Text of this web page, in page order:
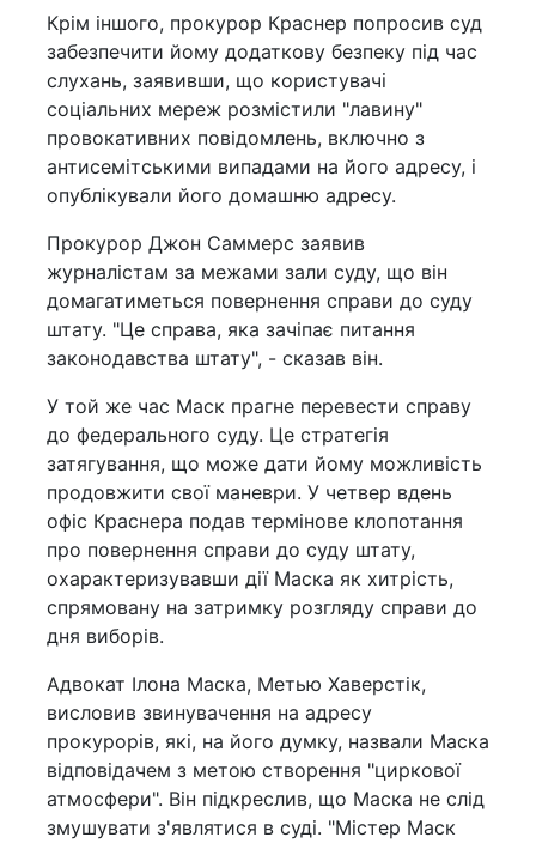
Крім іншого, прокурор Краснер попросив суд
забезпечити йому додаткову безпеку під час
слухань, заявивши, що користувачі
соціальних мереж розмістили "лавину"
провокативних повідомлень, включно з
антисемітськими випадами на його адресу, і
опублікували його домашню адресу.
Прокурор Джон Саммерс заявив
журналістам за межами зали суду, що він
домагатиметься повернення справи до суду
штату. "Це справа, яка зачіпає питання
законодавства штату", - сказав він.
У той же час Маск прагне перевести справу
до федерального суду. Це стратегія
затягування, що може дати йому можливість
продовжити свої маневри. У четвер вдень
офіс Краснера подав термінове клопотання
про повернення справи до суду штату,
охарактеризувавши дії Маска як хитрість,
спрямовану на затримку розгляду справи до
дня виборів.
Адвокат Ілона Маска, Метью Хаверстік,
висловив звинувачення на адресу
прокурорів, які, на його думку, назвали Маска
відповідачем з метою створення "циркової
атмосфери". Він підкреслив, що Маска не слід
змушувати з'являтися в суді. "Містер Маск